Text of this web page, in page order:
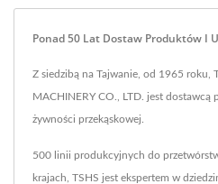
Ponad 50 Lat Dostaw Produktów I
Z siedzibą na Tajwanie, od 1965 roku,
MACHINERY CO., LTD. jest dostawcą
żywności przekąskowej.
500 linii produkcyjnych do
krajach, TSHS jest ekspertem w